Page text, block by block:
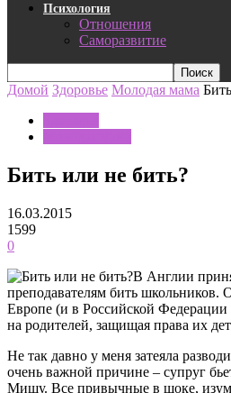
Психология
Отношения
Саморазвитие
Домой Здоровье Молодая мама
Бить или не бить?
16.03.2015
1599
0
В Англии
преподавателям бить школьников.
Европе (и в Российской
на родителей, защищая права их
Не так давно у меня затеяла
очень важной причине – супруг
Мишу. Все привычные в шоке,